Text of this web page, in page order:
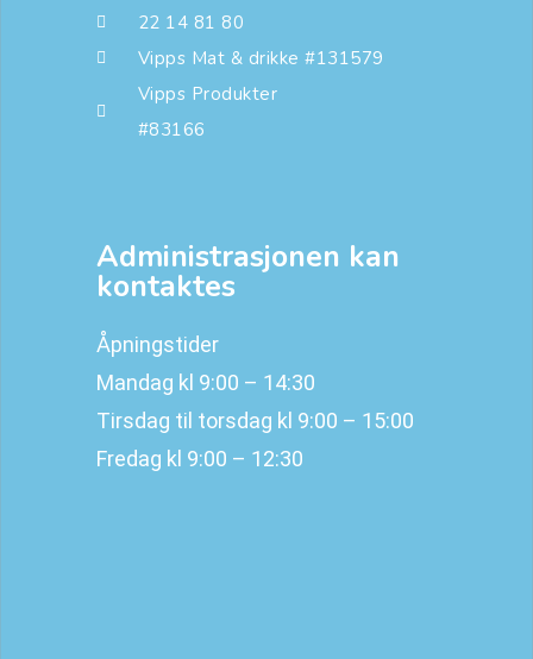
22 14 81 80
Vipps Mat & drikke #131579
Vipps Produkter
#83166
Administrasjonen kan
kontaktes
Åpningstider
Mandag kl 9:00 – 14:30
Tirsdag til torsdag kl 9:00 – 15:00
Fredag kl 9:00 – 12:30